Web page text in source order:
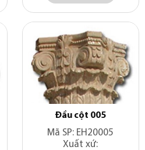
Đầu cột 005
Mã SP: EH20005
Xuất xứ: